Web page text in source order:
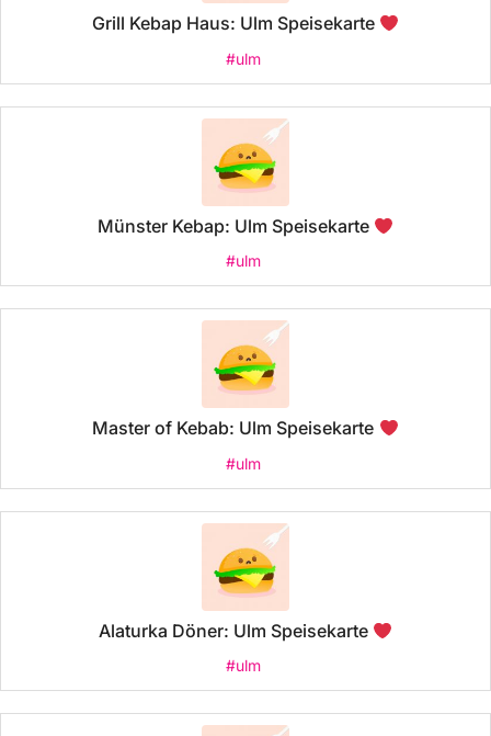
Grill Kebap Haus: Ulm Speisekarte
#ulm
Münster Kebap: Ulm Speisekarte
#ulm
Master of Kebab: Ulm Speisekarte
#ulm
Alaturka Döner: Ulm Speisekarte
#ulm